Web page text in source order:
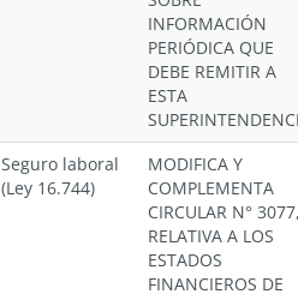
INFORMACIÓN
PERIÓDICA QUE
DEBE REMITIR A
ESTA
Seguro laboral
(Ley 16.744)
MODIFICA Y
COMPLEMENTA
CIRCULAR N°
RELATIVA A LOS
ESTADOS
FINANCIEROS DE